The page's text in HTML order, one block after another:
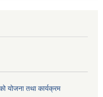
योजना तथा कार्यक्रम